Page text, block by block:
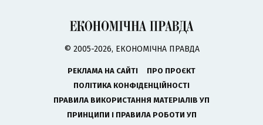
© 2005-2026, ЕКОНОМІЧНА ПРАВДА
РЕКЛАМА НА САЙТІ
ПРО ПРОЄКТ
ПОЛІТИКА КОНФІДЕНЦІЙНОСТІ
ПРАВИЛА ВИКОРИСТАННЯ МАТЕРІАЛІВ УП
ПРИНЦИПИ І ПРАВИЛА РОБОТИ УП